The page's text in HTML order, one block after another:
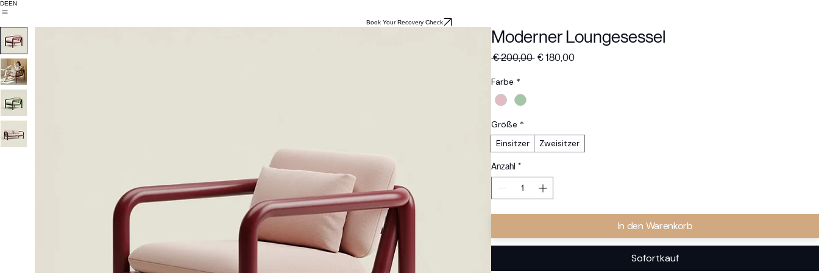
DEEN
Book Your Recovery Check
Moderner Loungesessel
€ 200,00 Standardpreis
€ 180,00Sale-
Farbe *
Größe *
Einsitzer
Zweisitzer
Anzahl *
In den Warenkorb
Sofortkauf